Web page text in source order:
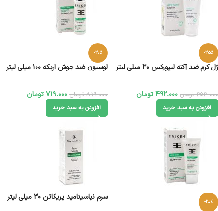
-25%
ژل کرم ضد آکنه لیپورکس 30 میلی لیتر
656.000 تومان 492.000تومان
افزودن به سبد خرید
-20%
لوسیون ضد جوش اریکه 100 میلی لیتر
899.000 تومان 719.000تومان
افزودن به سبد خرید
-20% سرم نیاسینامید پریکاتن 30 میلی لیتر